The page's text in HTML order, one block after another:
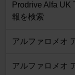
Prodrive Alfa UK
報を検索
アルファロメオ
アルファロメオ